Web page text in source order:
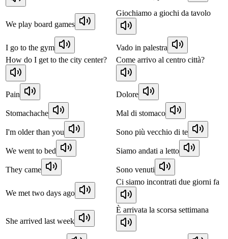
We play board games
Giochiamo a giochi da tavolo
I go to the gym
Vado in palestra
How do I get to the city center?
Come arrivo al centro città?
Pain Dolore
Stomachache Mal di stomaco
I'm older than you Sono più vecchio di te
We went to bed Siamo andati a letto
They came Sono venuti
We met two days ago
Ci siamo incontrati due giorni fa
She arrived last week
È arrivata la scorsa settimana